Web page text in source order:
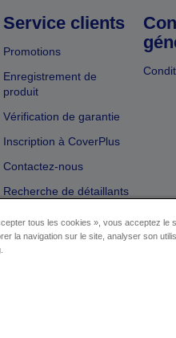
Service clients
Promotions
Enregistrement de
produit
Vérification de garantie
Inscription à CoverPlus
Contactez-nous
Recherche de détaillants
tous les cookies », vous acceptez le
la navigation sur le site, analyser son